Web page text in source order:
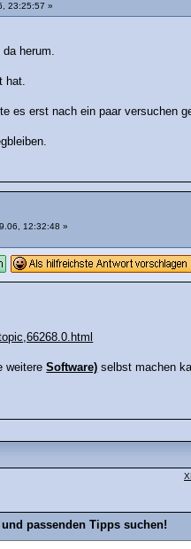
23:25:57 »
herum.
hat.
es erst nach ein paar versuchen
12:32:48 »
weitereSoftware) selbst machen
passenden Tipps suchen!